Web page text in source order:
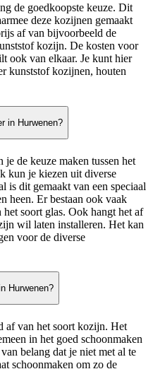
de goedkoopste keuze. Dit
deze kozijnen gemaakt
af van bijvoorbeeld de
kozijn. De kosten voor
ook van elkaar. Je kunt hier
kunststof kozijnen, houten
in Hurwenen?
de keuze maken tussen het
kun je kiezen uit diverse
is dit gemaakt van een speciaal
heen. Er bestaan ook vaak
soort glas. Ook hangt het af
wil laten installeren. Het kan
voor de diverse
Hurwenen?
af van het soort kozijn. Het
in het goed schoonmaken
belang dat je niet met al te
schoonmaken om zo de